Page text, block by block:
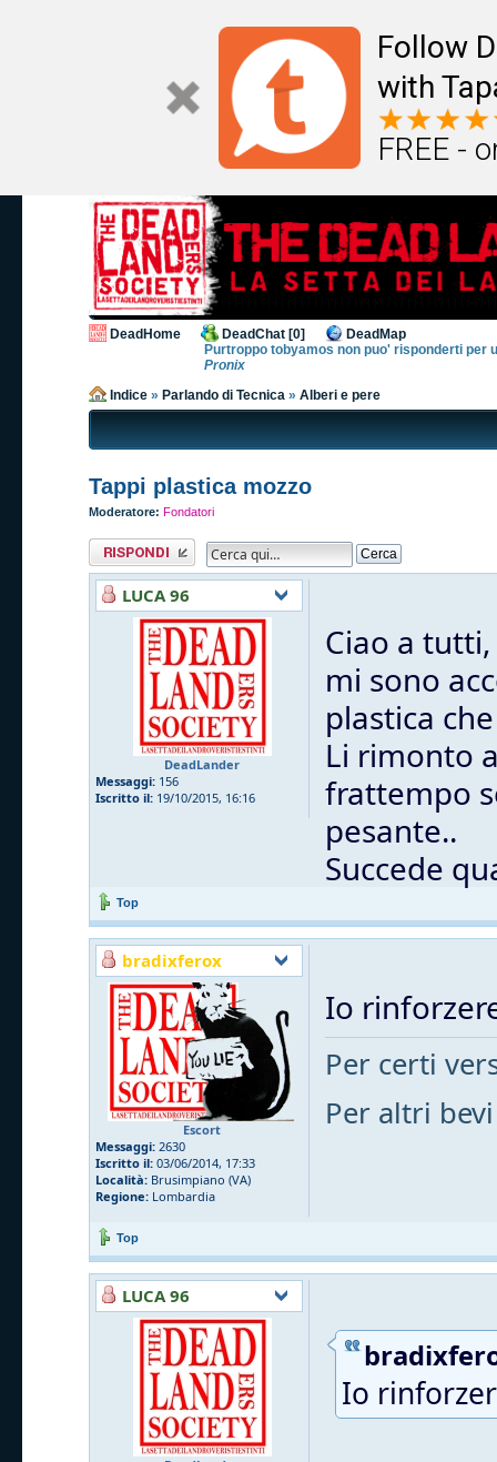
Follow
with
FREE -
DeadHome DeadChat [0]
DeadMap
Purtroppo tobyamos non puo' risponderti per
Pronix
Indice » Parlando di Tecnica » Alberi e pere
Tappi plastica mozzo
Moderatore: Fondatori
Rispondi al
messaggio
LUCA 96
DeadLander
Messaggi: 156
Iscritto il: 19/10/2015, 16:16
Ciao a tutti,
mi sono
plastica
Li rimonto
frattempo
pesante..
Succede
Top
bradixferox
Escort
Messaggi: 2630
Iscritto il: 03/06/2014, 17:33
Località: Brusimpiano (VA)
Regione: Lombardia
Io
Per certi
Per altri bevi
Top
LUCA 96
Io